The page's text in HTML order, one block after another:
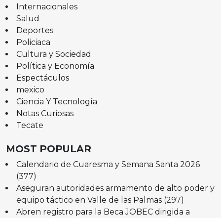
Internacionales
Salud
Deportes
Policiaca
Cultura y Sociedad
Política y Economía
Espectáculos
mexico
Ciencia Y Tecnología
Notas Curiosas
Tecate
MOST POPULAR
Calendario de Cuaresma y Semana Santa 2026
(377)
Aseguran autoridades armamento de alto poder y
equipo táctico en Valle de las Palmas (297)
Abren registro para la Beca JOBEC dirigida a